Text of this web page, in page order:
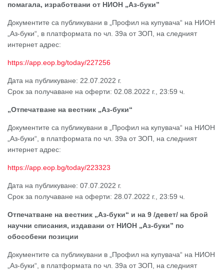
помагала, изработвани от НИОН „Аз-буки”
Документите са публикувани в „Профил на купувача“ на НИОН
„Аз-буки“, в платформата по чл. 39а от ЗОП, на следният
интернет адрес:
https://app.eop.bg/today/227256
Дата на публикуване: 22.07.2022 г.
Срок за получаване на оферти: 02.08.2022 г., 23:59 ч.
„Отпечатване на вестник „Аз-буки“
Документите са публикувани в „Профил на купувача“ на НИОН
„Аз-буки“, в платформата по чл. 39а от ЗОП, на следният
интернет адрес:
https://app.eop.bg/today/223323
Дата на публикуване: 07.07.2022 г.
Срок за получаване на оферти: 28.07.2022 г., 23:59 ч.
Отпечатване на вестник „Аз-буки“ и на 9 /девет/ на брой
научни списания, издавани от НИОН „Аз-буки” по
обособени позиции
Документите са публикувани в „Профил на купувача“ на НИОН
„Аз-буки“, в платформата по чл. 39а от ЗОП, на следният